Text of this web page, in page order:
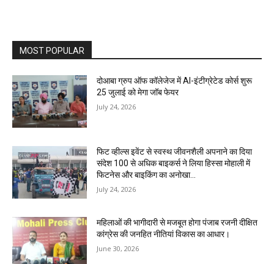
MOST POPULAR
दोआबा ग्रुप ऑफ कॉलेजेज में AI-इंटीग्रेटेड कोर्स शुरू
25 जुलाई को मेगा जॉब फेयर
July 24, 2026
फिट व्हील्स इवेंट से स्वस्थ जीवनशैली अपनाने का दिया
संदेश 100 से अधिक बाइकर्स ने लिया हिस्सा मोहाली में
फिटनेस और बाइकिंग का अनोखा...
July 24, 2026
महिलाओं की भागीदारी से मजबूत होगा पंजाब रजनी दीक्षित
कांग्रेस की जनहित नीतियां विकास का आधार।
June 30, 2026